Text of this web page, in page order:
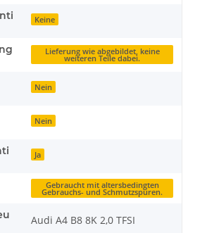
Keine
Lieferung wie abgebildet, keine
weiteren Teile dabei.
Nein
Nein
Ja
Gebraucht mit altersbedingten
Gebrauchs- und Schmutzspuren.
Audi A4 B8 8K 2,0 TFSI